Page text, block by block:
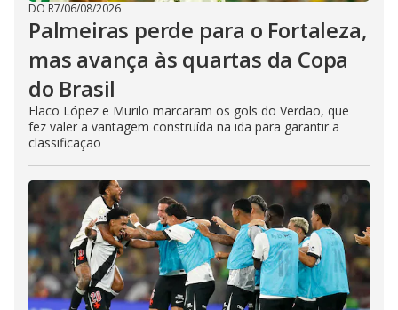
DO R7/06/08/2026
Palmeiras perde para o Fortaleza,
mas avança às quartas da Copa
do Brasil
Flaco López e Murilo marcaram os gols do Verdão, que
fez valer a vantagem construída na ida para garantir a
classificação